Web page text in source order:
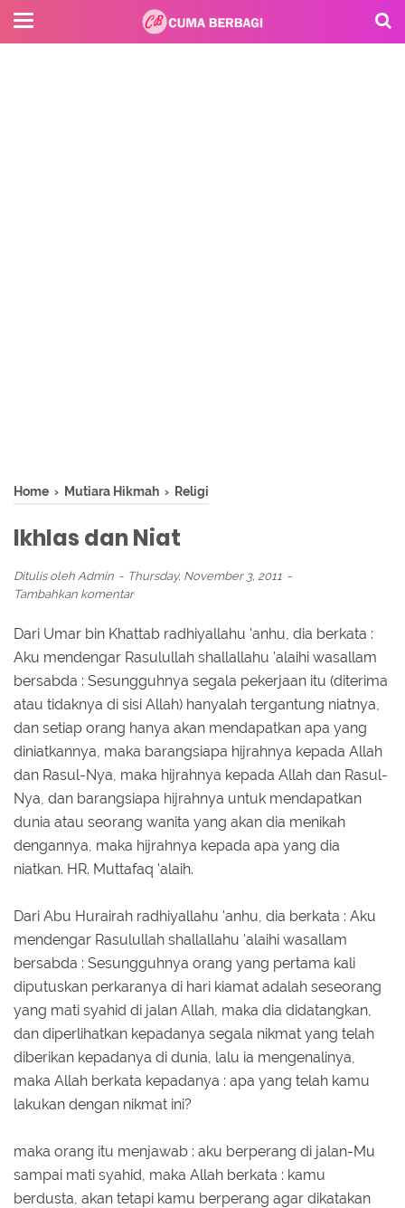
Home › Mutiara Hikmah › Religi
Ikhlas dan Niat
Ditulis oleh Admin
Thursday, November 3, 2011
Tambahkan komentar
Dari Umar bin Khattab radhiyallahu 'anhu, dia berkata :
Aku mendengar Rasulullah shallallahu 'alaihi wasallam
bersabda : Sesungguhnya segala pekerjaan itu (diterima
atau tidaknya di sisi Allah) hanyalah tergantung niatnya,
dan setiap orang hanya akan mendapatkan apa yang
diniatkannya, maka barangsiapa hijrahnya kepada Allah
dan Rasul-Nya, maka hijrahnya kepada Allah dan Rasul-
Nya, dan barangsiapa hijrahnya untuk mendapatkan
dunia atau seorang wanita yang akan dia menikah
dengannya, maka hijrahnya kepada apa yang dia
niatkan. HR. Muttafaq 'alaih.
Dari Abu Hurairah radhiyallahu 'anhu, dia berkata : Aku
mendengar Rasulullah shallallahu 'alaihi wasallam
bersabda : Sesungguhnya orang yang pertama kali
diputuskan perkaranya di hari kiamat adalah seseorang
yang mati syahid di jalan Allah, maka dia didatangkan,
dan diperlihatkan kepadanya segala nikmat yang telah
diberikan kepadanya di dunia, lalu ia mengenalinya,
maka Allah berkata kepadanya : apa yang telah kamu
lakukan dengan nikmat ini?
maka orang itu menjawab : aku berperang di jalan-Mu
sampai mati syahid, maka Allah berkata : kamu
berdusta, akan tetapi kamu berperang agar dikatakan